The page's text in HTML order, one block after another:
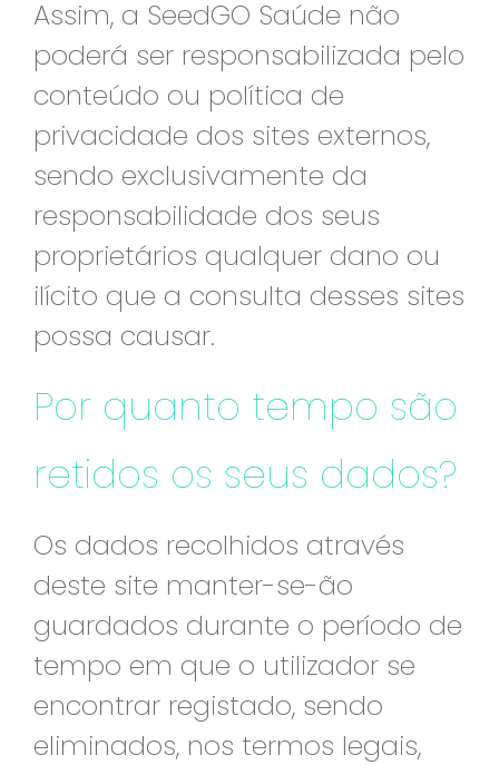
Assim, a SeedGO Saúde não
poderá ser responsabilizada pelo
conteúdo ou política de
privacidade dos sites externos,
sendo exclusivamente da
responsabilidade dos seus
proprietários qualquer dano ou
ilícito que a consulta desses sites
possa causar.
Por quanto tempo são
retidos os seus dados?
Os dados recolhidos através
deste site manter-se-ão
guardados durante o período de
tempo em que o utilizador se
encontrar registado, sendo
eliminados, nos termos legais,